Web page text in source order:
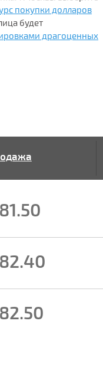
покупки долларов
будет
драгоценных
81.50
82.40
82.50